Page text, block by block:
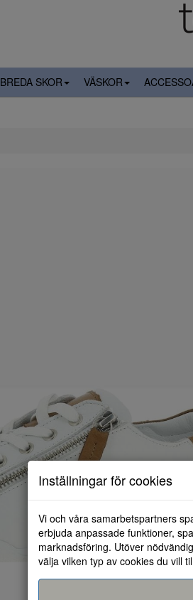
BREDA SKOR VÄSKOR
Inställningar för cookies
Vi och våra samarbetspartners
erbjuda anpassade funktioner,
marknadsföring. Utöver
välja vilken typ av cookies du vill